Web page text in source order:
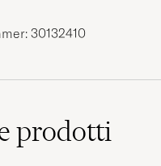
30132410
prodotti